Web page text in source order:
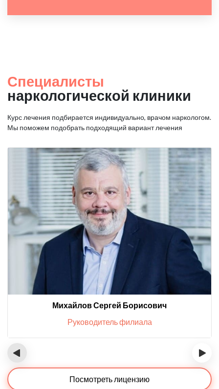
Специалисты
наркологической клиники
Курс лечения подбирается индивидуально, врачом наркологом.
Мы поможем подобрать подходящий вариант лечения
Михайлов Сергей Борисович
Руководитель филиала
‹ ›
Посмотреть лицензию